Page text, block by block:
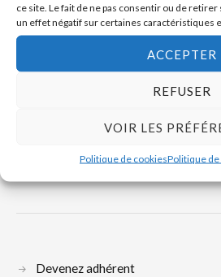
ce site. Le fait de ne pas consentir ou de
un effet négatif sur certaines caractéristiques
ACCEPTER
REFUSER
VOIR LES
Politique de cookiesPolitique
L’Hôtel
Devenez adhérent